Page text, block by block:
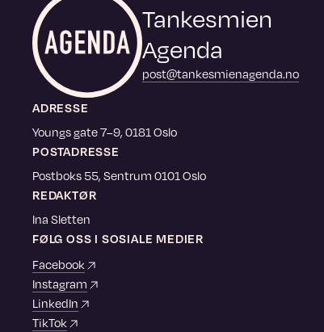
Tankesmien
Agenda
post@tankesmienagenda.no
ADRESSE
Youngs gate 7–9, 0181 Oslo
POSTADRESSE
Postboks 55, Sentrum 0101 Oslo
REDAKTØR
Ina Sletten
FØLG OSS I SOSIALE MEDIER
Facebook
Instagram
LinkedIn
TikTok